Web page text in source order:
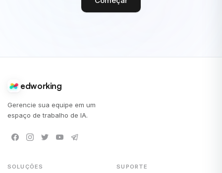
edworking
Gerencie sua equipe em um
espaço de trabalho de IA.
SOLUÇÕES SUPORTE